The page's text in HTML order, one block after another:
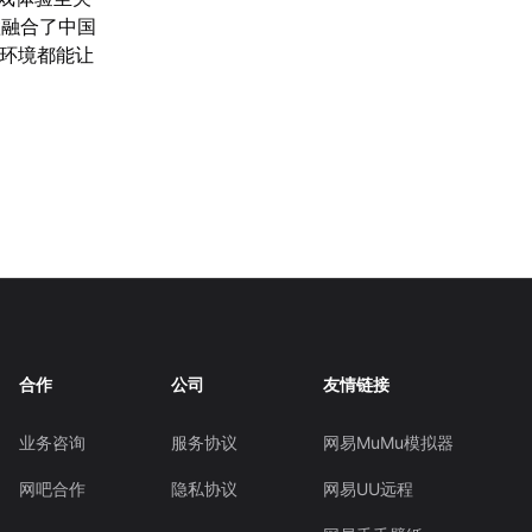
合了中国
境都能让
合作
业务咨询
网吧合作
公司
服务协议
隐私协议
友情链接
网易MuMu模拟器
网易UU远程